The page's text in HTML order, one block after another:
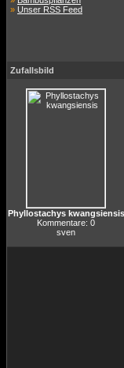
» Unser RSS Feed
Zufallsbild
Phyllostachys kwangsiensis
Kommentare: 0
sven